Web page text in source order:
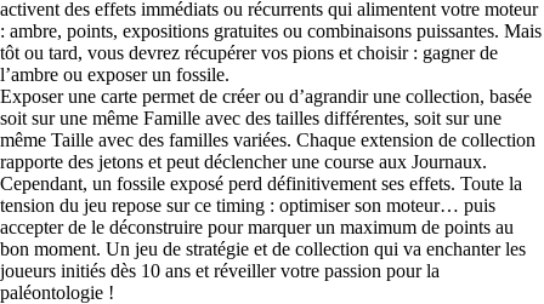
activent des effets immédiats ou récurrents qui alimentent votre moteur
: ambre, points, expositions gratuites ou combinaisons puissantes. Mais
tôt ou tard, vous devrez récupérer vos pions et choisir : gagner de
l’ambre ou exposer un fossile.
Exposer une carte permet de créer ou d’agrandir une collection, basée
soit sur une même Famille avec des tailles différentes, soit sur une
même Taille avec des familles variées. Chaque extension de collection
rapporte des jetons et peut déclencher une course aux Journaux.
Cependant, un fossile exposé perd définitivement ses effets. Toute la
tension du jeu repose sur ce timing : optimiser son moteur… puis
accepter de le déconstruire pour marquer un maximum de points au
bon moment. Un jeu de stratégie et de collection qui va enchanter les
joueurs initiés dès 10 ans et réveiller votre passion pour la
paléontologie !